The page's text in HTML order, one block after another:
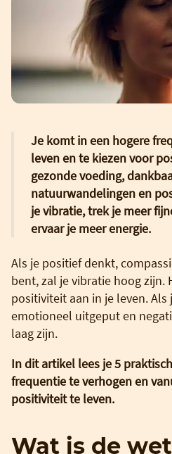
Je komt in een hogere
leven en te kiezen voor
gezonde voeding,
natuurwandelingen en
je vibratie, trek je meer
ervaar je meer energie.
Als je positief denkt,
bent, zal je vibratie hoog zijn.
positiviteit aan in je leven. Als
emotioneel uitgeput en
laag zijn.
In dit artikel lees je 5
frequentie te verhogen en
positiviteit te leven.
Wat is de